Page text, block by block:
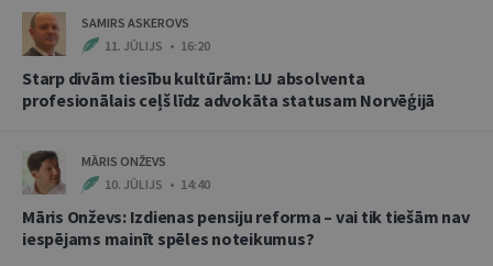
SAMIRS ASKEROVS
11. JŪLIJS • 16:20
Starp divām tiesību kultūrām: LU absolventa
profesionālais ceļš līdz advokāta statusam Norvēģijā
MĀRIS ONŽEVS
10. JŪLIJS • 14:40
Māris Onževs: Izdienas pensiju reforma – vai tik tiešām nav
iespējams mainīt spēles noteikumus?